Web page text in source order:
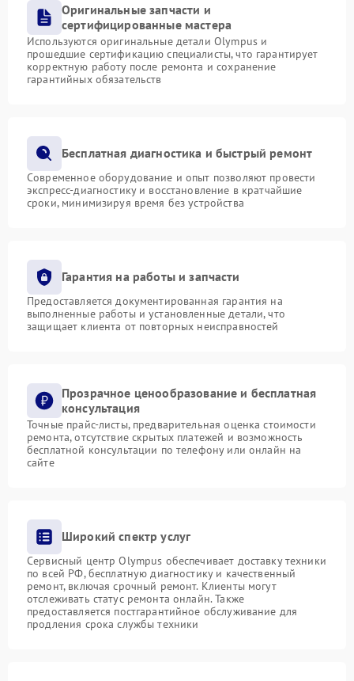
Оригинальные запчасти и
сертифицированные мастера
Используются оригинальные детали Olympus и
прошедшие сертификацию специалисты, что гарантирует
корректную работу после ремонта и сохранение
гарантийных обязательств
Бесплатная диагностика и быстрый ремонт
Современное оборудование и опыт позволяют провести
экспресс-диагностику и восстановление в кратчайшие
сроки, минимизируя время без устройства
Гарантия на работы и запчасти
Предоставляется документированная гарантия на
выполненные работы и установленные детали, что
защищает клиента от повторных неисправностей
Прозрачное ценообразование и бесплатная
консультация
Точные прайс-листы, предварительная оценка стоимости
ремонта, отсутствие скрытых платежей и возможность
бесплатной консультации по телефону или онлайн на
сайте
Широкий спектр услуг
Сервисный центр Olympus обеспечивает доставку техники
по всей РФ, бесплатную диагностику и качественный
ремонт, включая срочный ремонт. Клиенты могут
отслеживать статус ремонта онлайн. Также
предоставляется постгарантийное обслуживание для
продления срока службы техники